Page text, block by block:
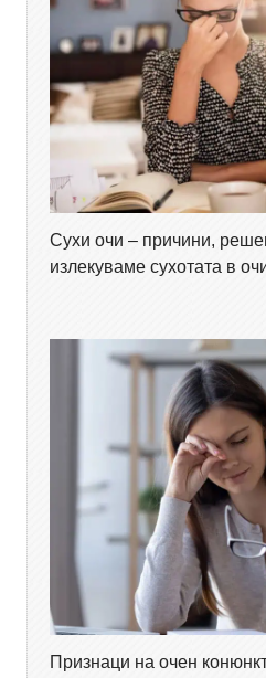
Сухи очи – причини,
излекуваме сухотата в
Признаци на очен